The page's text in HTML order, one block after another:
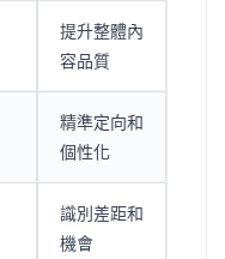
提升整體內
容品質
精準定向和
個性化
識別差距和
機會